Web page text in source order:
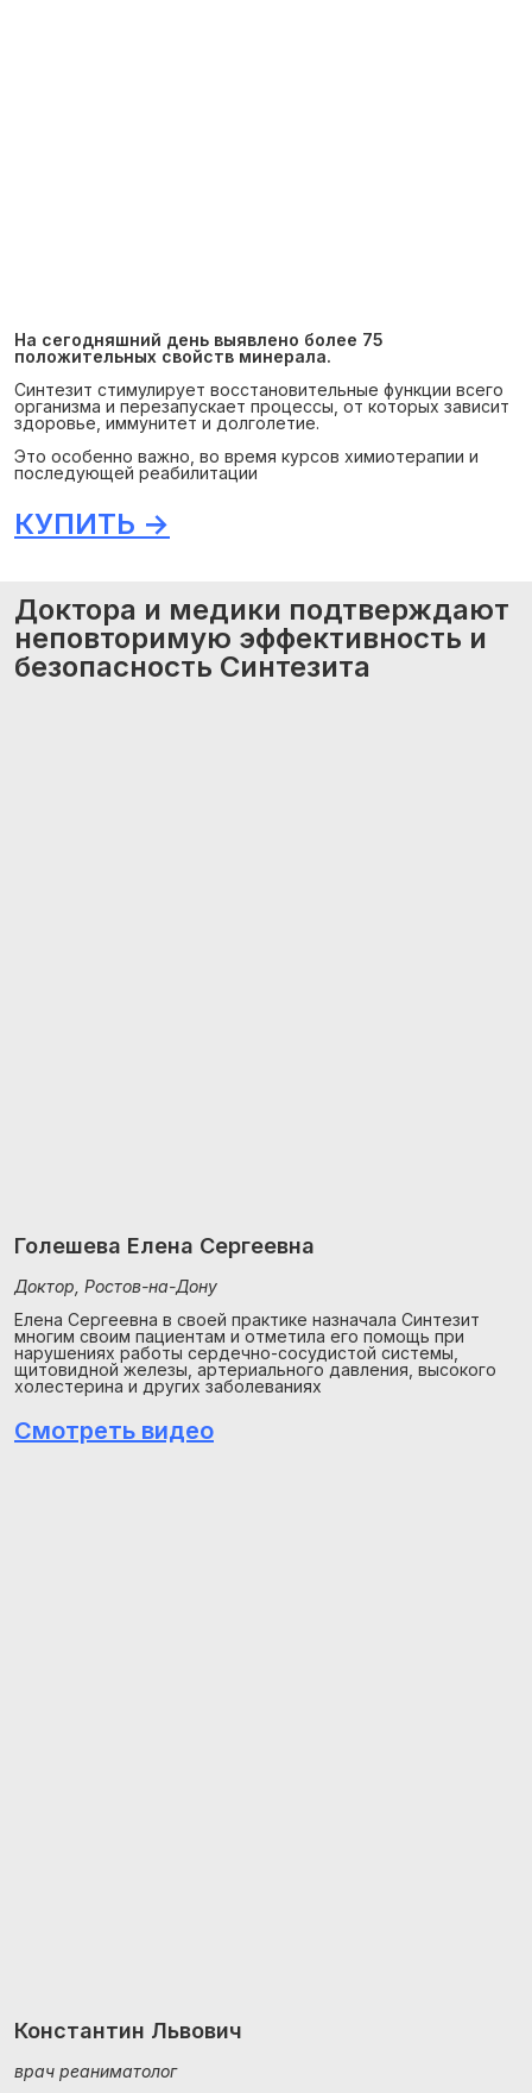
На сегодняшний день выявлено более 75
положительных свойств минерала.
Синтезит стимулирует восстановительные функции всего
организма и перезапускает процессы, от которых зависит
здоровье, иммунитет и долголетие.
Это особенно важно, во время курсов химиотерапии и
последующей реабилитации
КУПИТЬ →
Доктора и медики подтверждают
неповторимую эффективность и
безопасность Синтезита
Голешева Елена Сергеевна
Доктор, Ростов-на-Дону
Елена Сергеевна в своей практике назначала Синтезит
многим своим пациентам и отметила его помощь при
нарушениях работы сердечно-сосудистой системы,
щитовидной железы, артериального давления, высокого
холестерина и других заболеваниях
Смотреть видео
Константин Львович
врач реаниматолог